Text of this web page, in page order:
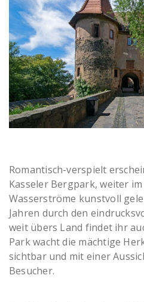
Romantisch-verspielt
Kasseler Bergpark, weiter
Wasserströme kunstvoll
Jahren durch den
weit übers Land findet ihr
Park wacht die mächtige
sichtbar und mit einer
Besucher.